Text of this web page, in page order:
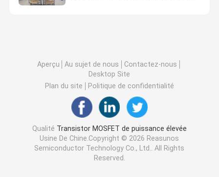
Aperçu Au sujet de nous
Contactez-nous
Desktop Site
Plan du site
Politique de confidentialité
Qualité Transistor MOSFET de puissance élevée
Usine De Chine.Copyright © 2026 Reasunos
Semiconductor Technology Co., Ltd.. All Rights
Reserved.